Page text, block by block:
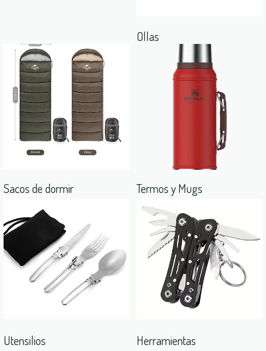
Ollas
Sacos de dormir Termos y Mugs
Utensilios Herramientas